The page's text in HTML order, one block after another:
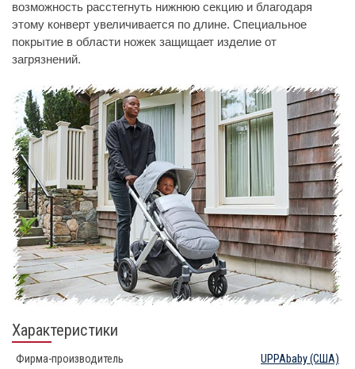
возможность расстегнуть нижнюю секцию и благодаря
этому конверт увеличивается по длине. Специальное
покрытие в области ножек защищает изделие от
загрязнений.
Характеристики
Фирма-производитель UPPAbaby(США)